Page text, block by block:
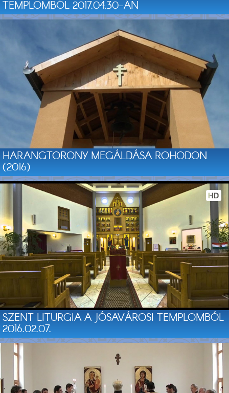
TEMPLOMBÓL 2017.04.30-ÁN
HARANGTORONY MEGÁLDÁSA ROHODON
(2016)
SZENT LITURGIA A JÓSAVÁROSI TEMPLOMBÓL
2016.02.07.